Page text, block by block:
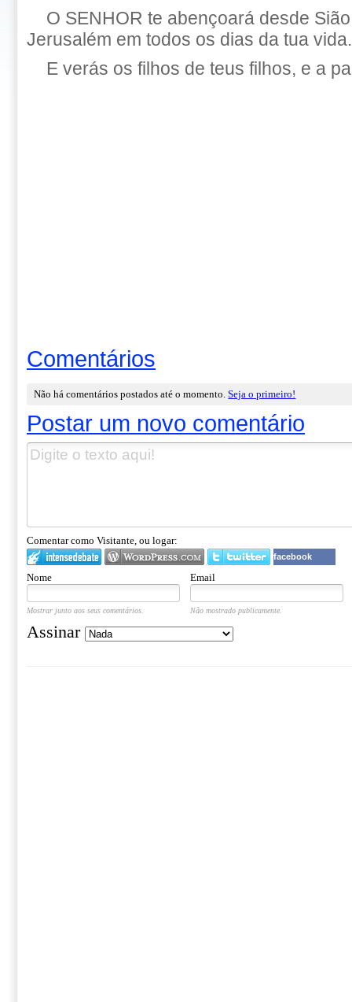
O SENHOR te abençoará desde
Jerusalém em todos os dias da tua vida.
E verás os filhos de teus filhos, e a
Comentários
Não há comentários postados até o momento.Seja o primeiro!
Postar um novo comentário
Comentar como Visitante, ou logar:
facebook
Nome Email
Mostrar junto aos seus comentários. Não mostrado publicamente.
Assinar